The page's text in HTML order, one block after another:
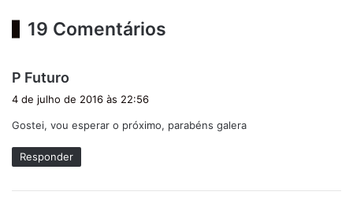
19 Comentários
P Futuro
s
e
:
4 de julho de 2016 às 22:56
Gostei, vou esperar o próximo, parabéns galera
Responder